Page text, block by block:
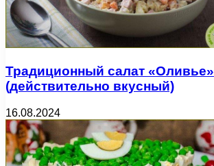
Традиционный салат «Оливье»
(действительно вкусный)
16.08.2024